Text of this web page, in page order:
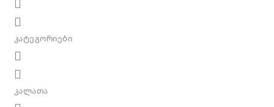
კატეგორიები
კალათა